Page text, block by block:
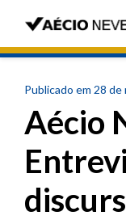
Publicado em 28 de
Aécio